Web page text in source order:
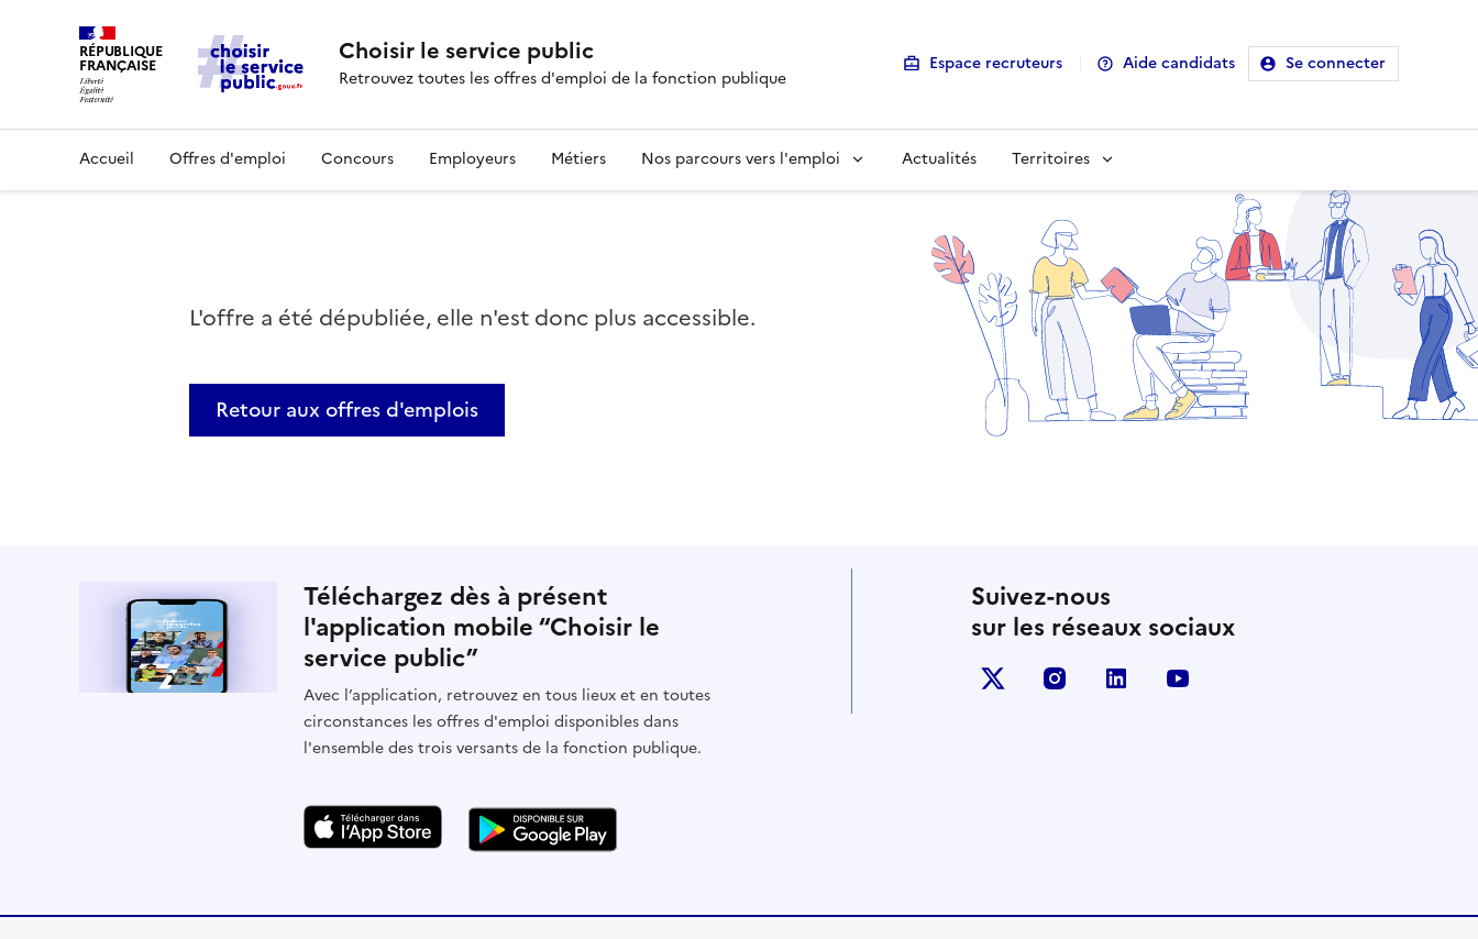
RÉPUBLIQUE
FRANÇAISE Choisir le service public
Retrouvez toutes les offres d'emploi de la fonction publique
Espace recruteurs Aide candidats Se connecter
Accueil Offres d'emploi Concours Employeurs Métiers Nos parcours vers l'emploi Actualités Territoires
L'offre a été dépubliée, elle n'est donc plus accessible.
Retour aux offres d'emplois
Téléchargez dès à présent
l'application mobile “Choisir le
service public”
Avec l’application, retrouvez en tous lieux et en toutes
circonstances les offres d'emploi disponibles dans
l'ensemble des trois versants de la fonction publique.
Suivez-nous
sur les réseaux sociaux
X (anciennement Twitter)
instagramlinkedin